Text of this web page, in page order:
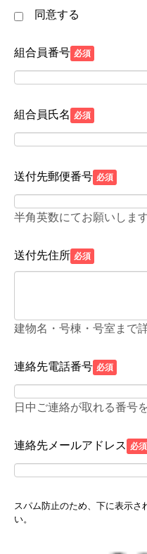
マ社における個人情報の
ージ『赤ママWEB』をご
同意する
組合員番号 必須
組合員氏名 必須
送付先郵便番号 必須
半角英数にてお願いしま
送付先住所 必須
建物名・号棟・号室まで
連絡先電話番号 必須
日中ご連絡が取れる番号
連絡先メールアドレス 必須
スパム防止のため、下に表示さ
い。